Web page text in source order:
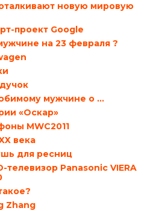
новую мировую
проект Google
на 23 февраля ?
мужчине о …
«Оскар»
MWC2011
века
для ресниц
телевизор Panasonic VIERA
Zhang